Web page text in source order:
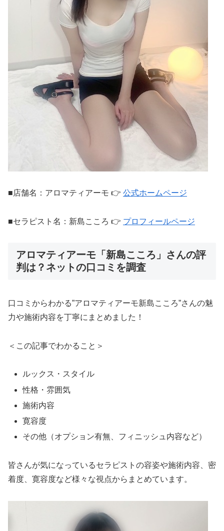
■店舗名：アロマティアーモ 👉 公式ホームページ
■セラピスト名：新島こころ 👉 プロフィールページ
アロマティアーモ「新島こころ」さんの評
判は？ネットの口コミを調査
口コミからわかる”アロマティアーモ新島こころ”さんの魅
力や施術内容を丁寧にまとめました！
＜この記事でわかること＞
ルックス・スタイル
性格・雰囲気
施術内容
寛容度
その他（オプション有無、フィニッシュ内容など）
皆さんが気になっているセラピストの容姿や施術内容、密
着度、寛容度など様々な視点からまとめています。